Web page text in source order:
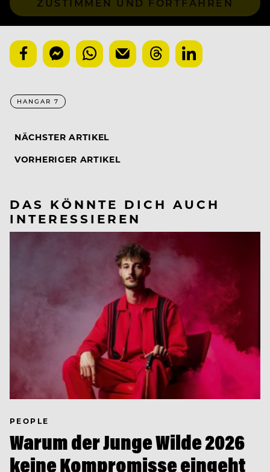
ZUSTIMMEN UND FORTFAHREN
HANGAR 7
NÄCHSTER ARTIKEL
VORHERIGER ARTIKEL
DAS KÖNNTE DICH AUCH
INTERESSIEREN
PEOPLE
Warum der Junge Wilde 2026
keine Kompromisse eingeht